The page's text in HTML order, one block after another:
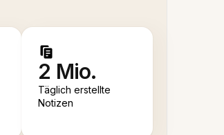
2 Mio.
Täglich erstellte
Notizen